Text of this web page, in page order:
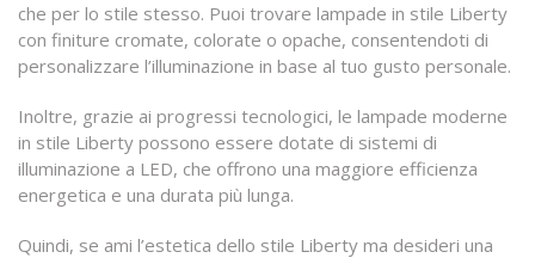
che per lo stile stesso. Puoi trovare lampade in stile Liberty
con finiture cromate, colorate o opache, consentendoti di
personalizzare l’illuminazione in base al tuo gusto personale.
Inoltre, grazie ai progressi tecnologici, le lampade moderne
in stile Liberty possono essere dotate di sistemi di
illuminazione a LED, che offrono una maggiore efficienza
energetica e una durata più lunga.
Quindi, se ami l’estetica dello stile Liberty ma desideri una